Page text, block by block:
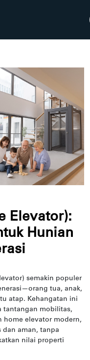
Elevator):
Hunian
semakin populer
tua, anak,
atap. Kehangatan ini
tantangan mobilitas,
home elevator modern,
dan aman, tanpa
nilai properti